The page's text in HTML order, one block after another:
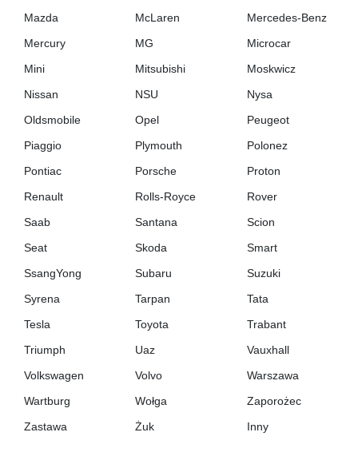
Mazda
McLaren
Mercedes-Benz
Mercury
MG
Microcar
Mini
Mitsubishi
Moskwicz
Nissan
NSU
Nysa
Oldsmobile
Opel
Peugeot
Piaggio
Plymouth
Polonez
Pontiac
Porsche
Proton
Renault
Rolls-Royce
Rover
Saab
Santana
Scion
Seat
Skoda
Smart
SsangYong
Subaru
Suzuki
Syrena
Tarpan
Tata
Tesla
Toyota
Trabant
Triumph
Uaz
Vauxhall
Volkswagen
Volvo
Warszawa
Wartburg
Wołga
Zaporożec
Zastawa
Żuk Inny